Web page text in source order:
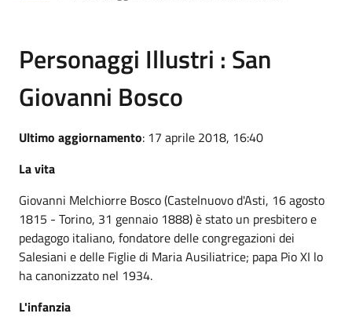
Personaggi Illustri : San
Giovanni Bosco
Ultimo aggiornamento: 17 aprile 2018, 16:40
La vita
Giovanni Melchiorre Bosco (Castelnuovo d'Asti, 16 agosto
1815 - Torino, 31 gennaio 1888) è stato un presbitero e
pedagogo italiano, fondatore delle congregazioni dei
Salesiani e delle Figlie di Maria Ausiliatrice; papa Pio XI lo
ha canonizzato nel 1934.
L'infanzia